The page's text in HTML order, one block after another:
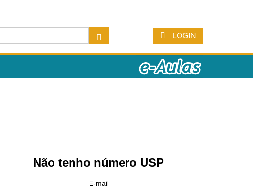
LOGIN
Não tenho número USP
E-mail